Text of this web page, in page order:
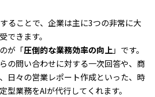
ることで、企業は主に3つの非常に大
できます。
が「圧倒的な業務効率の向上」です。
の問い合わせに対する一次回答や、商
日々の営業レポート作成といった、時
型業務をAIが代行してくれます。